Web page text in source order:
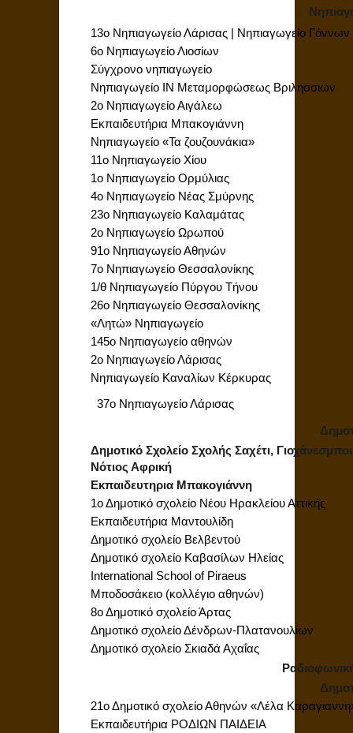
13ο Νηπιαγωγείο Λάρισας | Νηπιαγωγείο Γόννων
6ο Νηπιαγωγείο Λιοσίων
Σύγχρονο νηπιαγωγείο
Νηπιαγωγείο ΙΝ Μεταμορφώσεως Βριλησσιων
2ο Νηπιαγωγείο Αιγάλεω
Εκπαιδευτήρια Μπακογιάννη
Νηπιαγωγείο «Τα ζουζουνάκια»
11ο Νηπιαγωγείο Χίου
1ο Νηπιαγωγείο Ορμύλιας
4ο Νηπιαγωγείο Νέας Σμύρνης
23ο Νηπιαγωγείο Καλαμάτας
2ο Νηπιαγωγείο Ωρωπού
91ο Νηπιαγωγείο Αθηνών
7ο Νηπιαγωγείο Θεσσαλονίκης
1/θ Νηπιαγωγείο Πύργου Τήνου
26ο Νηπιαγωγείο Θεσσαλονίκης
«Λητώ» Νηπιαγωγείο
145ο Νηπιαγωγείο αθηνών
2ο Νηπιαγωγείο Λάρισας
Νηπιαγωγείο Καναλίων Κέρκυρας
37ο Νηπιαγωγείο Λάρισας
Δημοτικό Σχολείο Σχολής Σαχέτι,
Νότιος Αφρική
Εκπαιδευτηρια Μπακογιάννη
1ο Δημοτικό σχολείο Νέου Ηρακλείου Αττικής
Εκπαιδευτήρια Μαντουλίδη
Δημοτικό σχολείο Βελβεντού
Δημοτικό σχολείο Καβασίλων Ηλείας
International School of Piraeus
Μποδοσάκειο (κολλέγιο αθηνών)
8ο Δημοτικό σχολείο Άρτας
Δημοτικό σχολείο Δένδρων-Πλατανουλίων
Δημοτικό σχολείο Σκιαδά Αχαΐας
21ο Δημοτικό σχολείο Αθηνών «Λέλα
Εκπαιδευτήρια ΡΟΔΙΩΝ ΠΑΙΔΕΙΑ